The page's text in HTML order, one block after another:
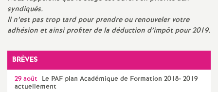
t
s
d
syndiqués.
Il n’est pas trop tard pour prendre ou renouveler votre
adhésion et ainsi profiter de la déduction d’impôt pour 2019.
BRÈVES
29 août Le PAF plan Académique de Formation 2018- 2019
actuellement